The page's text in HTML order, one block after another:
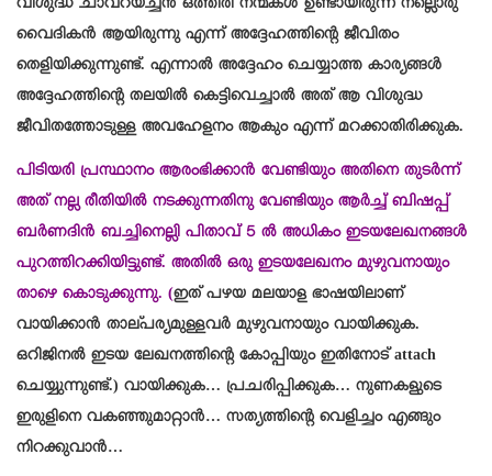
വിശുദ്ധ ചാവറയച്ചൻ ഒത്തിരി നന്മകൾ ഉണ്ടായിരുന്ന നല്ലൊരു
വൈദികൻ ആയിരുന്നു എന്ന് അദ്ദേഹത്തിന്റെ ജീവിതം
തെളിയിക്കുന്നുണ്ട്. എന്നാൽ അദ്ദേഹം ചെയ്യാത്ത കാര്യങ്ങൾ
അദ്ദേഹത്തിന്റെ തലയിൽ കെട്ടിവെച്ചാൽ അത് ആ വിശുദ്ധ
ജീവിതത്തോടുള്ള അവഹേളനം ആകും എന്ന് മറക്കാതിരിക്കുക.
പിടിയരി പ്രസ്ഥാനം ആരംഭിക്കാൻ വേണ്ടിയും അതിനെ തുടർന്ന്
അത് നല്ല രീതിയിൽ നടക്കുന്നതിനു വേണ്ടിയും ആർച്ച് ബിഷപ്പ്
ബർണദിൻ ബച്ചിനെല്ലി പിതാവ് 5 ൽ അധികം ഇടയലേഖനങ്ങൾ
പുറത്തിറക്കിയിട്ടുണ്ട്. അതിൽ ഒരു ഇടയലേഖനം മുഴുവനായും
താഴെ കൊടുക്കുന്നു. (ഇത് പഴയ മലയാള ഭാഷയിലാണ്
വായിക്കാൻ താല്പര്യമുള്ളവർ മുഴുവനായും വായിക്കുക.
ഒറിജിനൽ ഇടയ ലേഖനത്തിന്റെ കോപ്പിയും ഇതിനോട് attach
ചെയ്യുന്നുണ്ട്.) വായിക്കുക… പ്രചരിപ്പിക്കുക… നുണകളുടെ
ഇരുളിനെ വകഞ്ഞുമാറ്റാൻ… സത്യത്തിന്റെ വെളിച്ചം എങ്ങും
നിറക്കുവാൻ…